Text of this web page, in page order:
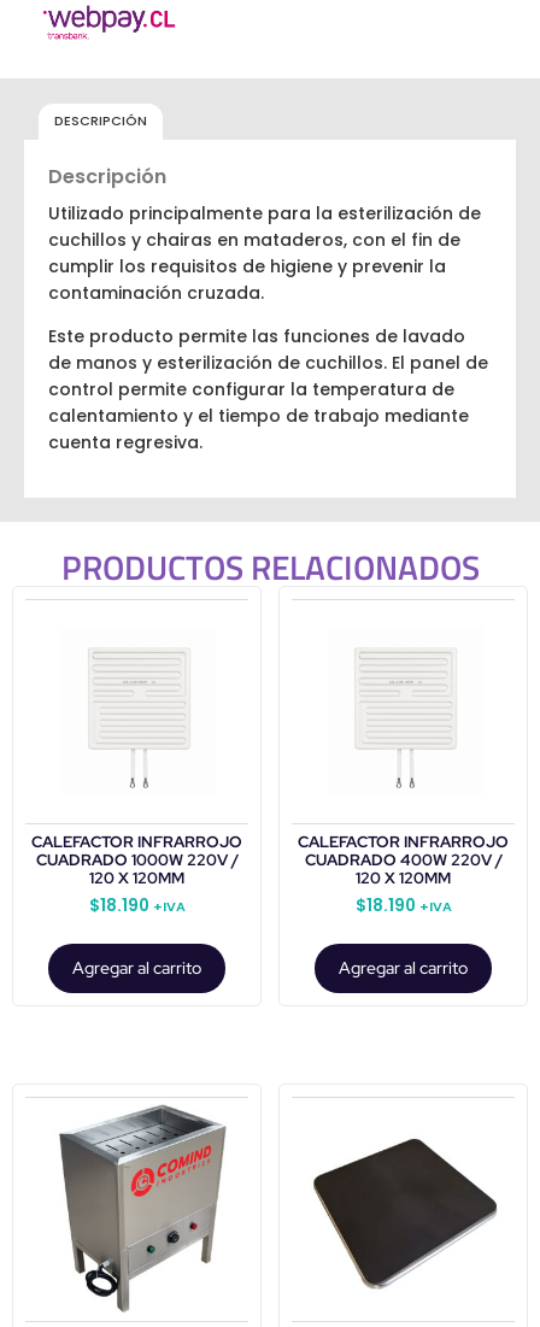
DESCRIPCIÓN
Descripción
Utilizado principalmente para la esterilización de
cuchillos y chairas en mataderos, con el fin de
cumplir los requisitos de higiene y prevenir la
contaminación cruzada.
Este producto permite las funciones de lavado
de manos y esterilización de cuchillos. El panel de
control permite configurar la temperatura de
calentamiento y el tiempo de trabajo mediante
cuenta regresiva.
PRODUCTOS RELACIONADOS
CALEFACTOR INFRARROJO
CUADRADO 1000W 220V /
120 X 120MM
$18.190 +IVA
Agregar al carrito
CALEFACTOR INFRARROJO
CUADRADO 400W 220V /
120 X 120MM
$18.190 +IVA
Agregar al carrito